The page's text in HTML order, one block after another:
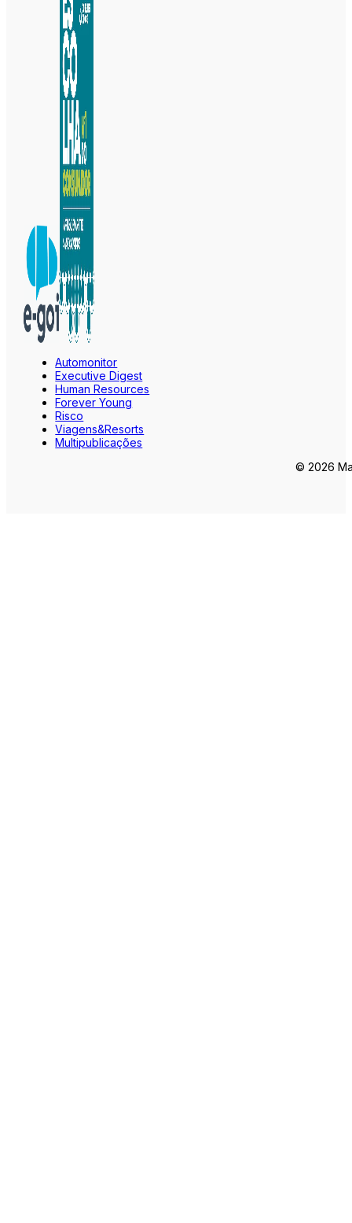
Automonitor
Executive Digest
Human Resources
Forever Young
Risco
Viagens&Resorts
Multipublicações
© 2026